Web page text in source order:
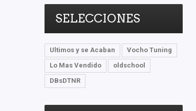
Trasero Izquierdo (1)
SELECCIONES
Ultimos y se Acaban
Vocho Tuning
Lo Mas Vendido
oldschool
DBsDTNR